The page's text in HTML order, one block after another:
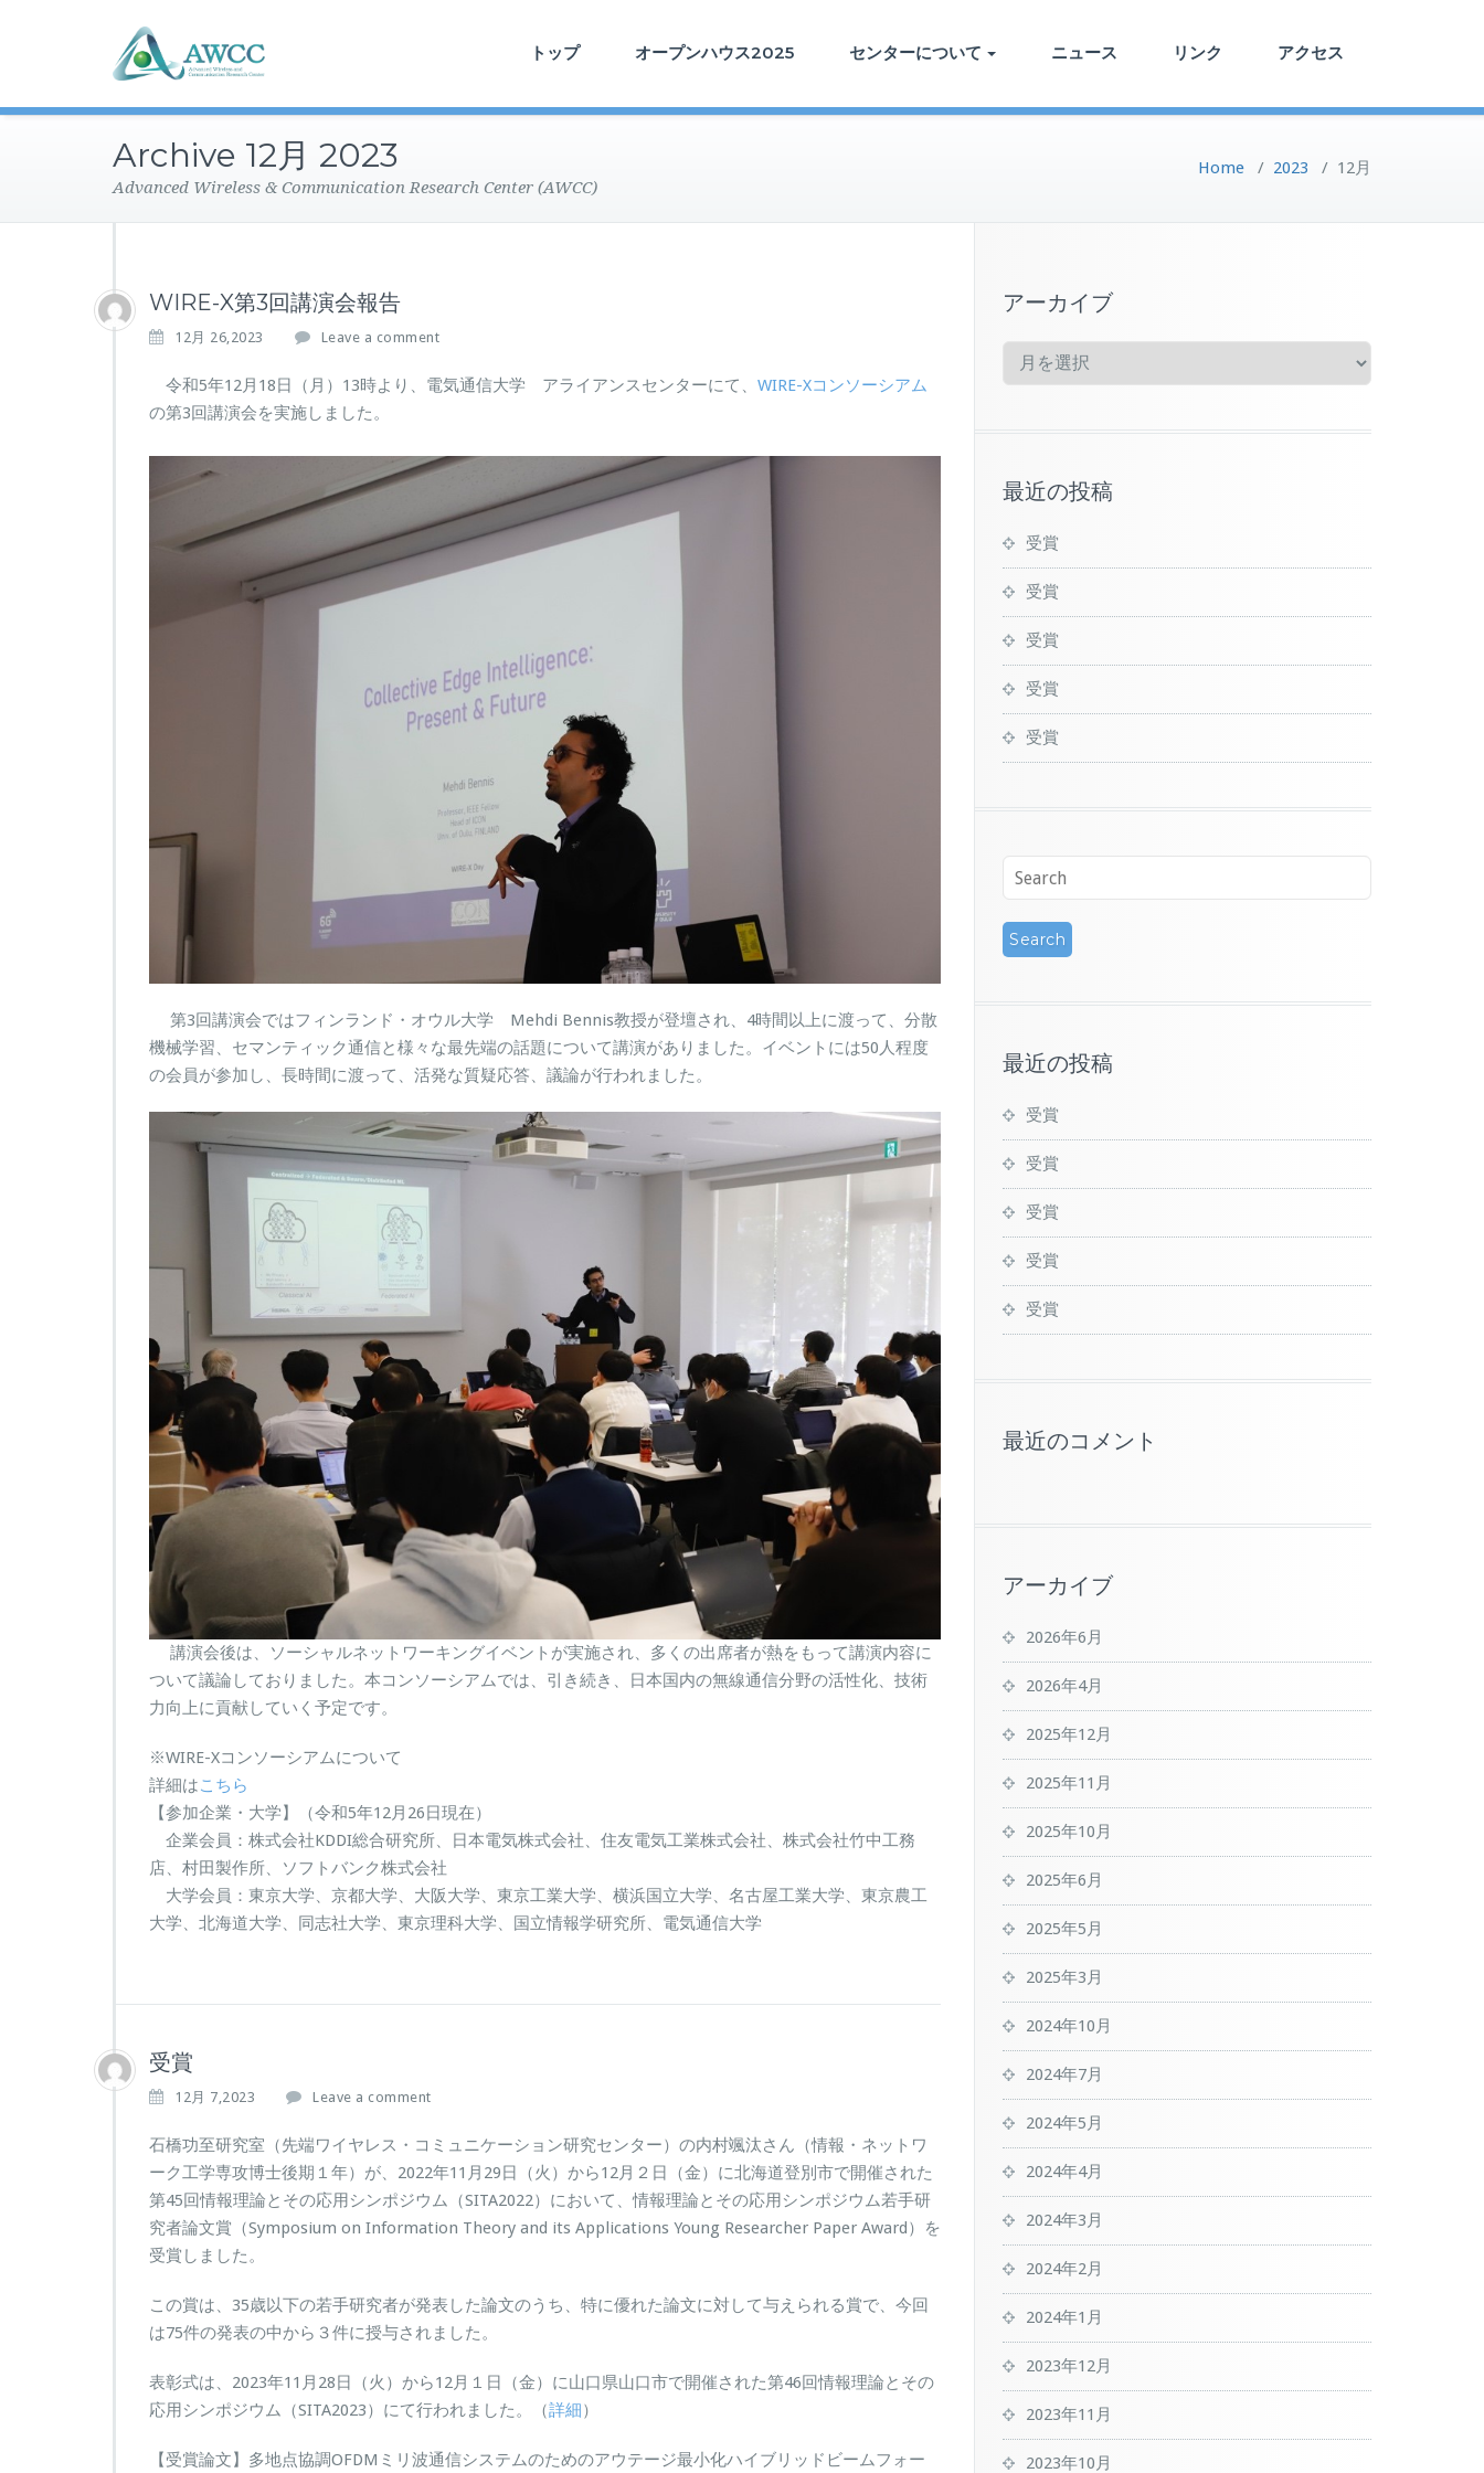
トップ オープンハウス2025 センターについて ニュース リンク アクセス
Archive 12月 2023
Advanced Wireless & Communication Research Center (AWCC)
Home / 2023 / 12月
WIRE-X第3回講演会報告
12月 26,2023 Leave a comment
令和5年12月18日（月）13時より、電気通信大学 アライアンスセンターにて、 WIRE-Xコンソーシアム
の第3回講演会を実施しました。
第3回講演会ではフィンランド・オウル大学 Mehdi Bennis教授が登壇され、4時間以上に渡って、分散
機械学習、セマンティック通信と様々な最先端の話題について講演がありました。イベントには50人程度
の会員が参加し、長時間に渡って、活発な質疑応答、議論が行われました。
講演会後は、ソーシャルネットワーキングイベントが実施され、多くの出席者が熱をもって講演内容に
ついて議論しておりました。本コンソーシアムでは、引き続き、日本国内の無線通信分野の活性化、技術
力向上に貢献していく予定です。
※WIRE-Xコンソーシアムについて
詳細はこちら
【参加企業・大学】（令和5年12月26日現在）
企業会員：株式会社KDDI総合研究所、日本電気株式会社、住友電気工業株式会社、株式会社竹中工務
店、村田製作所、ソフトバンク株式会社
大学会員：東京大学、京都大学、大阪大学、東京工業大学、横浜国立大学、名古屋工業大学、東京農工
大学、北海道大学、同志社大学、東京理科大学、国立情報学研究所、電気通信大学
受賞
12月 7,2023 Leave a comment
石橋功至研究室（先端ワイヤレス・コミュニケーション研究センター）の内村颯汰さん（情報・ネットワ
ーク工学専攻博士後期１年）が、2022年11月29日（火）から12月２日（金）に北海道登別市で開催された
第45回情報理論とその応用シンポジウム（SITA2022）において、情報理論とその応用シンポジウム若手研
究者論文賞（Symposium on Information Theory and its Applications Young Researcher Paper Award）を
受賞しました。
この賞は、35歳以下の若手研究者が発表した論文のうち、特に優れた論文に対して与えられる賞で、今回
は75件の発表の中から３件に授与されました。
表彰式は、2023年11月28日（火）から12月１日（金）に山口県山口市で開催された第46回情報理論とその
応用シンポジウム（SITA2023）にて行われました。（詳細）
【受賞論文】多地点協調OFDMミリ波通信システムのためのアウテージ最小化ハイブリッドビームフォー
アーカイブ
ー
最近の投稿
受賞
受賞
受賞
受賞
受賞
最近の投稿
受賞
受賞
受賞
受賞
受賞
最近のコメント
アーカイブ
2026年6月
2026年4月
2025年12月
2025年11月
2025年10月
2025年6月
2025年5月
2025年3月
2024年10月
2024年7月
2024年5月
2024年4月
2024年3月
2024年2月
2024年1月
2023年12月
2023年11月
2023年10月